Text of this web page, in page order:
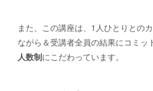
また、この講座は、1人ひとりとの
ながら＆受講者全員の結果にコミッ
人数制にこだわっています。